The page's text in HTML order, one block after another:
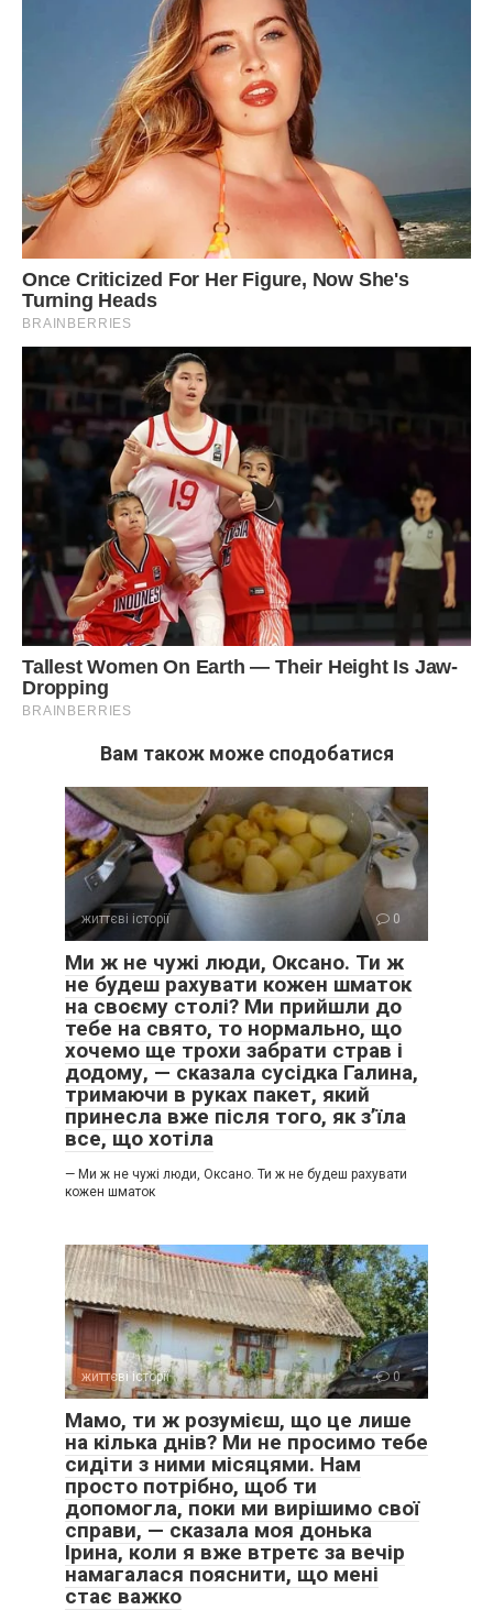
Але Марта-таки зробила спробу втечі від нього.
Вступила в інститут, той самий, що і Дмитро. Мешкала
тепер у великому місті в гуртожитку, додому виривалася
лише пару разів на місяць.
Навіть почала зустрічатися з іншими хлопцями, бо увагою
не була обділена, кавалери з’явилися швидко.
Вирішила, що своє зациклення на Гнатові лікувати треба…
Та не дуже допомагало те лікування, бо як тільки
потрапляла додому – кидалися з Гнатом в обійми одне
одному, з пристрастю і почуттями, що лише зростали. У
потаємних своїх схованках пестили-годували свою
Любов-пташку, даруючи їй кожного разу нові крила.
Після другого курсу Марта зустріла Віктора. Кохав її
безтямно, надійний був і спокійний.
І Марта вийшла заміж. Півтора року не зустрічалася з
Гнатом, народила Василинку.
А потім Гнат почав у робочих справах частенько
На рік ще вистачило Марти обманювати Вітю, а потім
подала на розлучення.
Знімала квартиру з Василинкою, не забороняла батьку з
дитиною спілкуватися, працювала архітектором і чекала
на свого Гната.
Змирилася зі своєю участю. Так, значить, написано у Бога
її дорогу: розплачуватися за надто бурхливі юні роки
коханням до цього чоловіка, не її чоловіка, але який теж
без неї не міг.
Марта не вимагала ніколи від Гната щоб він розлучився,
не дозволяла собі навіть думати про те, бо вважала, що і
так достатньо винувата перед його жінкою, сином.
Вам також може сподобатися
життєві історії 0
Ми ж не чужі люди, Оксано. Ти ж
не будеш рахувати кожен шматок
на своєму столі? Ми прийшли до
тебе на свято, то нормально, що
хочемо ще трохи забрати страв і
додому, — сказала сусідка Галина,
тримаючи в руках пакет, який
принесла вже після того, як з’їла
все, що хотіла
— Ми ж не чужі люди, Оксано. Ти ж не будеш рахувати
кожен шматок
життєві історії 0
Мамо, ти ж розумієш, що це лише
на кілька днів? Ми не просимо тебе
сидіти з ними місяцями. Нам
просто потрібно, щоб ти
допомогла, поки ми вирішимо свої
справи, — сказала моя донька
Ірина, коли я вже втретє за вечір
намагалася пояснити, що мені
стає важко